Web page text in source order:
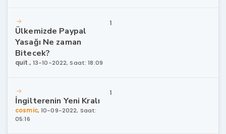
Ülkemizde Paypal
Yasağı Ne zaman
Bitecek?
quit., 13-10-2022, Saat: 18:09
1
İngilterenin Yeni Kralı
cosmic,10-09-2022, Saat:
05:16
1